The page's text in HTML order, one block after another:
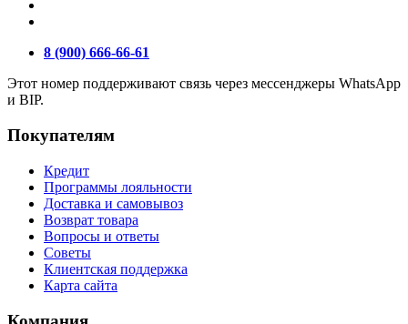
8 (900) 666-66-61
Этот номер поддерживают связь через мессенджеры WhatsApp
и BIP.
Покупателям
Кредит
Программы лояльности
Доставка и самовывоз
Возврат товара
Вопросы и ответы
Советы
Клиентская поддержка
Карта сайта